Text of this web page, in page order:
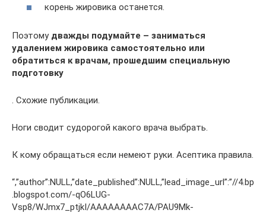
корень жировика останется.
Поэтому дважды подумайте – заниматься
удалением жировика самостоятельно или
обратиться к врачам, прошедшим специальную
подготовку
. Схожие публикации.
Ноги сводит судорогой какого врача выбрать.
К кому обращаться если немеют руки. Асептика правила.
“,”author”:NULL,”date_published”:NULL,”lead_image_url”:”//4.bp
.blogspot.com/-qO6LUG-
Vsp8/WJmx7_ptjkI/AAAAAAAAC7A/PAU9Mk-